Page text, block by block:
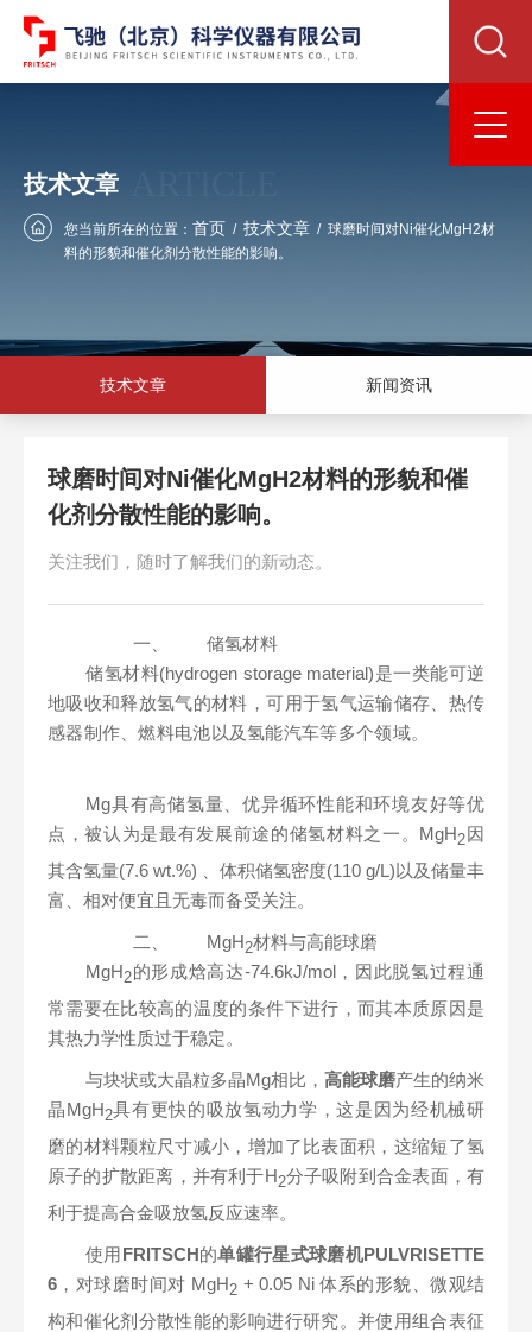
技术文章
您当前所在的位置： 首页 / 技术文章 / 球磨时间对Ni催化MgH2材
料的形貌和催化剂分散性能的影响。
技术文章 新闻资讯
球磨时间对Ni催化MgH2材料的形貌和催
化剂分散性能的影响。
关注我们，随时了解我们的新动态。
一、
储氢材料
储氢材料(hydrogen storage material)是一类能可逆
地吸收和释放氢气的材料，可用于氢气运输储存、热传
感器制作、燃料电池以及氢能汽车等多个领域。
Mg具有高储氢量、优异循环性能和环境友好等优
点，被认为是最有发展前途的储氢材料之一。MgH2因
其含氢量(7.6 wt.%) 、体积储氢密度(110 g/L)以及储量丰
富、相对便宜且无毒而备受关注。
二、 MgH2材料与高能球磨
MgH2的形成焓高达-74.6kJ/mol，因此脱氢过程通
常需要在比较高的温度的条件下进行，而其本质原因是
其热力学性质过于稳定。
与块状或大晶粒多晶Mg相比， 高能球磨产生的纳米
晶MgH2具有更快的吸放氢动力学，这是因为经机械研
磨的材料颗粒尺寸减小，增加了比表面积，这缩短了氢
原子的扩散距离，并有利于H2分子吸附到合金表面，有
利于提高合金吸放氢反应速率。
使用 FRITSCH的单罐行星式球磨机PULVRISETTE
6 ，对球磨时间对 MgH2 + 0.05 Ni 体系的形貌、微观结
构和催化剂分散性能的影响进行研究。并使用组合表征